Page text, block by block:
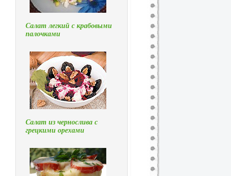
Салат легкий с крабовыми
палочками
Салат из чернослива с
грецкими орехами